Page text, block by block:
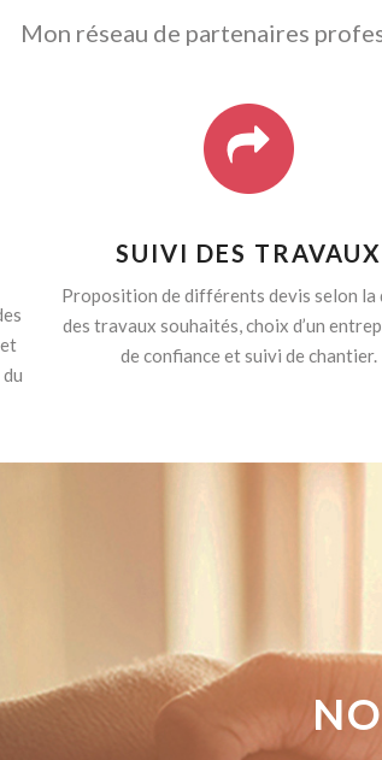
Mon réseau de partenaires
SUIVI DES TRAVAUX
Proposition de différents devis selon la
des travaux souhaités, choix d’un
de confiance et suivi de chantier.